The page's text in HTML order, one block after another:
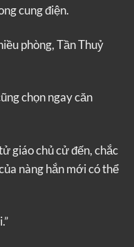
cung điện.
phòng, Tần Thuỷ
chọn ngay căn
giáo chủ cử đến, chắc
nàng hắn mới có thể